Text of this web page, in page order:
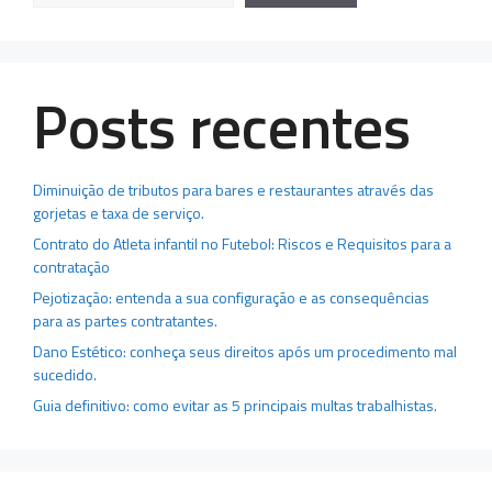
Posts recentes
Diminuição de tributos para bares e restaurantes através das
gorjetas e taxa de serviço.
Contrato do Atleta infantil no Futebol: Riscos e Requisitos para a
contratação
Pejotização: entenda a sua configuração e as consequências
para as partes contratantes.
Dano Estético: conheça seus direitos após um procedimento mal
sucedido.
Guia definitivo: como evitar as 5 principais multas trabalhistas.